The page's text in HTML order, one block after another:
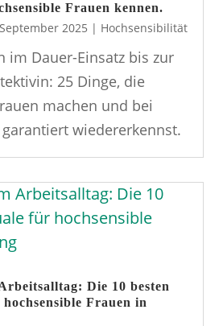
Frauen kennen.
September 2025 | Hochsensibilität
im Dauer-Einsatz bis zur
25 Dinge, die
machen und bei
wiedererkennst.
Die 10 besten
Frauen in